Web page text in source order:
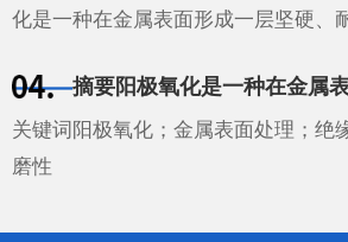
化是一种在金属表面形成一层坚硬、
电子等领域，为这些领域的发展提供
···
关键词阳极氧化；金属表面处理；绝
磨性